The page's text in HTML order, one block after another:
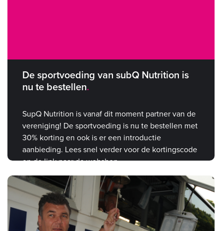
De sportvoeding van subQ Nutrition is
nu te bestellen
SupQ Nutrition is vanaf dit moment partner van de
vereniging! De sportvoeding is nu te bestellen met
30% korting en ook is er een introductie
aanbieding. Lees snel verder voor de kortingscode
en de link naar de webshop.